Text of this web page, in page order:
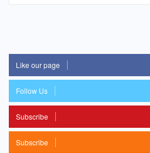
Like our page
Follow Us
Subscribe
Subscribe